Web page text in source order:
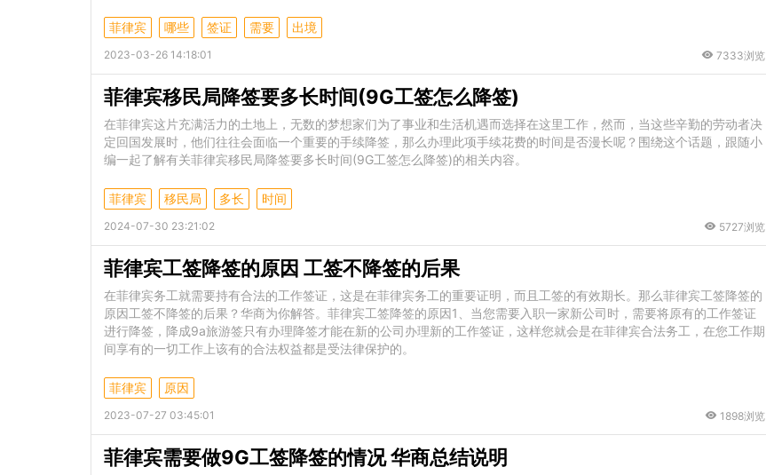
菲律宾 哪些 签证 需要 出境
2023-03-26 14:18:01 7333浏览
菲律宾移民局降签要多长时间(9G工签怎么降签)
在菲律宾这片充满活力的土地上，无数的梦想家们为了事业和生活机遇而选择在这里工作，然而，当这些辛勤的劳动者决
定回国发展时，他们往往会面临一个重要的手续降签，那么办理此项手续花费的时间是否漫长呢？围绕这个话题，跟随小
编一起了解有关菲律宾移民局降签要多长时间(9G工签怎么降签)的相关内容。
菲律宾 移民局 多长 时间
2024-07-30 23:21:02 5727浏览
菲律宾工签降签的原因 工签不降签的后果
在菲律宾务工就需要持有合法的工作签证，这是在菲律宾务工的重要证明，而且工签的有效期长。那么菲律宾工签降签的
原因工签不降签的后果？华商为你解答。菲律宾工签降签的原因1、当您需要入职一家新公司时，需要将原有的工作签证
进行降签，降成9a旅游签只有办理降签才能在新的公司办理新的工作签证，这样您就会是在菲律宾合法务工，在您工作期
间享有的一切工作上该有的合法权益都是受法律保护的。
菲律宾 原因
2023-07-27 03:45:01 1898浏览
菲律宾需要做9G工签降签的情况 华商总结说明